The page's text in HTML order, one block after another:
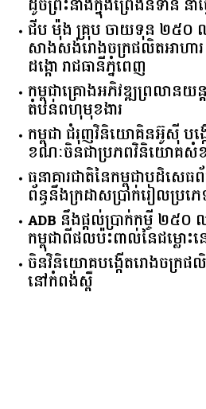
ដូចព្រះនាងក្នុងព្រេងនិទាន ន
ជីប ម៉ុង គ្រុប ចាយទុន ២៥០ ល
សាងសង់រោងចក្រផលិតអាហា
ដង្កោ រាជធានីភ្នំពេញ
កម្ពុជា​គ្រោង​អភិវឌ្ឍ​ព្រលាន
តំបន់​ពហុ​មុខងារ​
កម្ពុជា​ ​ជំរុញ​វិនិយោគិន​អ៊ូស៊ី ​បង្ក
ខណៈ​ចិន​ជា​ប្រភព​វិនិយោគ​សំខ
ធនាគារ​ជាតិ​នៃ​កម្ពុជា​បដិសេធ​
ព័ន្ធ​នឹង​ក្រដាស​ប្រាក់​រៀល​ប្រភេ
ADB​ ​នឹង​ផ្តល់​ប្រាក់​កម្ចី ​២៥០​ ​ល
កម្ពុជា​ពី​ផលប៉ះពាល់​នៃ​ជម្លោះ​
ចិនវិនិយោគបង្កើតរោងចក្រ
នៅកំពង់ស្ពឺ